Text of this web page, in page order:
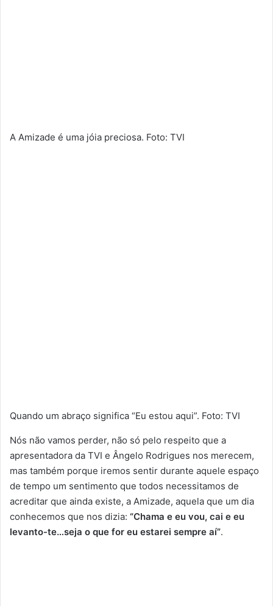
A Amizade é uma jóia preciosa. Foto: TVI
Quando um abraço significa “Eu estou aqui”. Foto: TVI
Nós não vamos perder, não só pelo respeito que a
apresentadora da TVI e Ângelo Rodrigues nos merecem,
mas também porque iremos sentir durante aquele espaço
de tempo um sentimento que todos necessitamos de
acreditar que ainda existe, a Amizade, aquela que um dia
conhecemos que nos dizia: “Chama e eu vou, cai e eu
levanto-te…seja o que for eu estarei sempre aí”.